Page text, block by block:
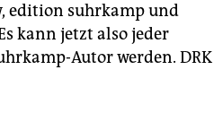
edition suhrkamp und
kann jetzt also jeder
Autor werden. DRK